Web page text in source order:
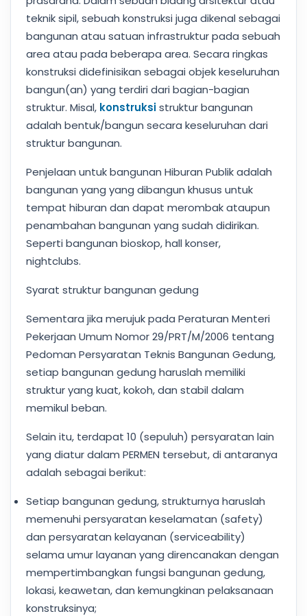
teknik sipil, sebuah konstruksi juga dikenal sebagai
bangunan atau satuan infrastruktur pada sebuah
area atau pada beberapa area. Secara ringkas
konstruksi didefinisikan sebagai objek keseluruhan
bangun(an) yang terdiri dari bagian-bagian
struktur. Misal, konstruksistruktur bangunan
adalah bentuk/bangun secara keseluruhan dari
struktur bangunan.
Penjelaan untuk bangunan Hiburan Publik adalah
bangunan yang yang dibangun khusus untuk
tempat hiburan dan dapat merombak ataupun
penambahan bangunan yang sudah didirikan.
Seperti bangunan bioskop, hall konser,
nightclubs.
Syarat struktur bangunan gedung
Sementara jika merujuk pada Peraturan Menteri
Pekerjaan Umum Nomor 29/PRT/M/2006 tentang
Pedoman Persyaratan Teknis Bangunan Gedung,
setiap bangunan gedung haruslah memiliki
struktur yang kuat, kokoh, dan stabil dalam
memikul beban.
Selain itu, terdapat 10 (sepuluh) persyaratan lain
yang diatur dalam PERMEN tersebut, di antaranya
adalah sebagai berikut:
Setiap bangunan gedung, strukturnya haruslah
memenuhi persyaratan keselamatan (safety)
dan persyaratan kelayanan (serviceability)
selama umur layanan yang direncanakan dengan
mempertimbangkan fungsi bangunan gedung,
lokasi, keawetan, dan kemungkinan pelaksanaan
konstruksinya;